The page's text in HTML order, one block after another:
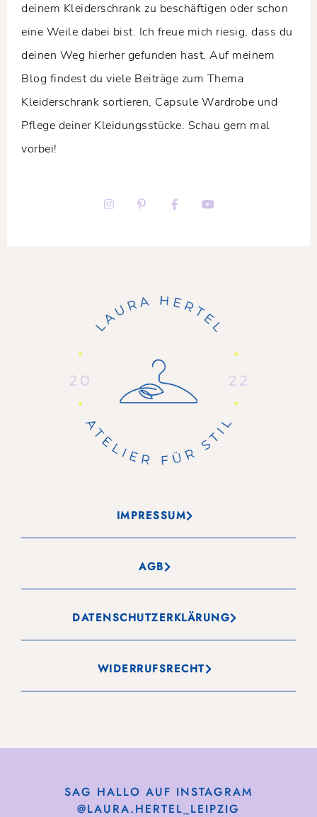
deinem Kleiderschrank zu beschäftigen oder schon
eine Weile dabei bist. Ich freue mich riesig, dass du
deinen Weg hierher gefunden hast. Auf meinem
Blog findest du viele Beiträge zum Thema
Kleiderschrank sortieren, Capsule Wardrobe und
Pflege deiner Kleidungsstücke. Schau gern mal
vorbei!
IMPRESSUM
AGB
DATENSCHUTZERKLÄRUNG
WIDERRUFSRECHT
SAG HALLO AUF INSTAGRAM
@LAURA.HERTEL_LEIPZIG